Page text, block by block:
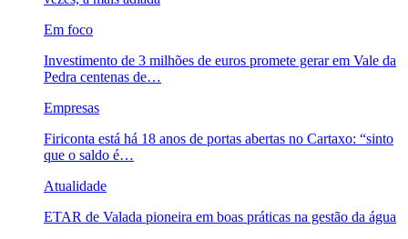
Em foco
Investimento de 3 milhões de euros promete gerar em Vale da
Pedra centenas de…
Empresas
Firiconta está há 18 anos de portas abertas no Cartaxo: “sinto
que o saldo é…
Atualidade
ETAR de Valada pioneira em boas práticas na gestão da água